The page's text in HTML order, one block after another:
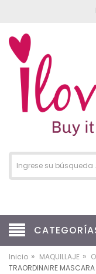
Inicio » MAQUILLAJE »
TRAORDINAIRE